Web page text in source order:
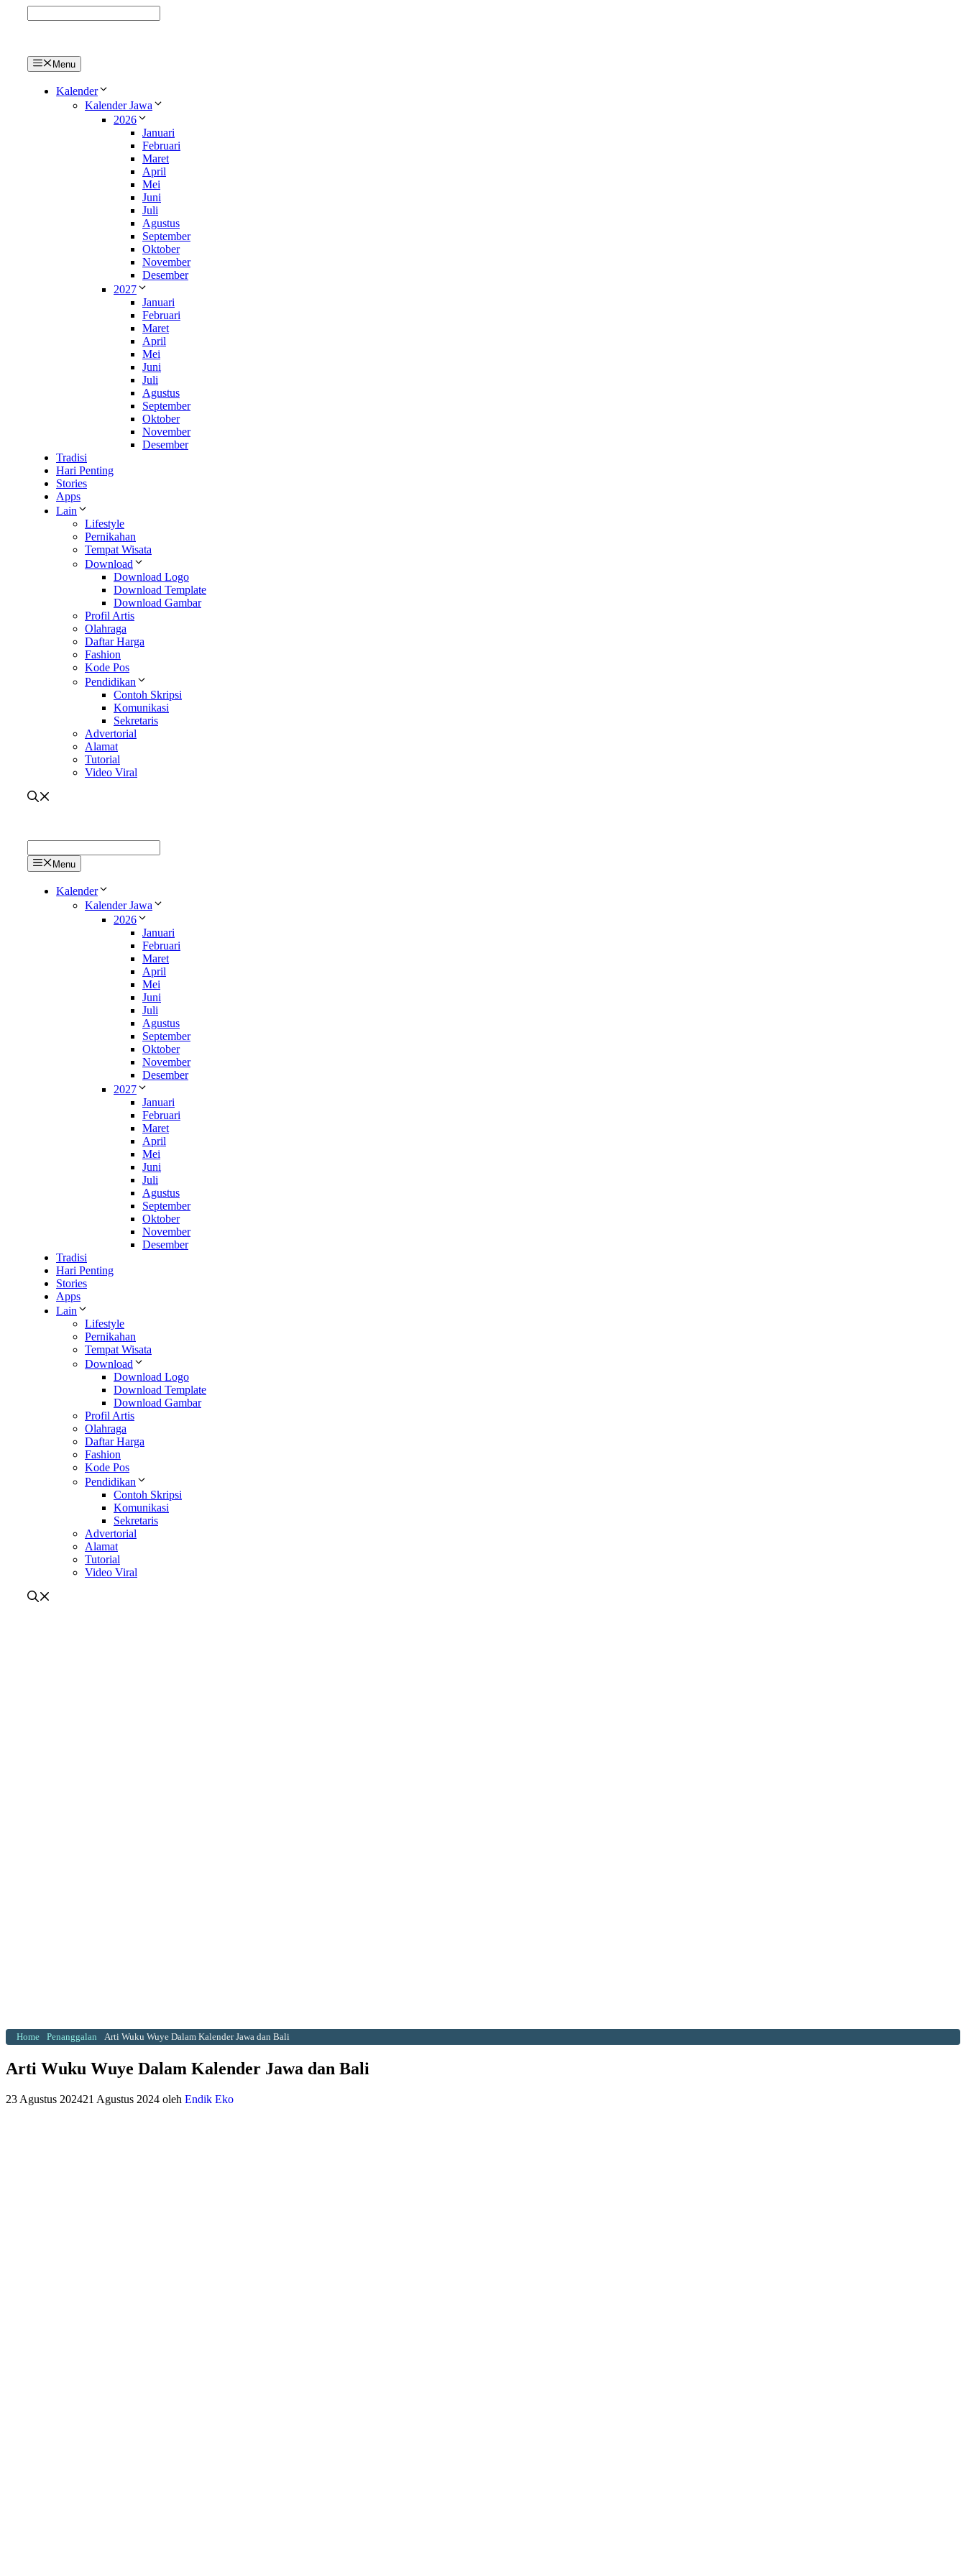
Menu
Kalender
Kalender Jawa
2026
Januari
Februari
Maret
April
Mei
Juni
Juli
Agustus
September
Oktober
November
Desember
2027
Januari
Februari
Maret
April
Mei
Juni
Juli
Agustus
September
Oktober
November
Desember
Tradisi
Hari Penting
Stories
Apps
Lain
Lifestyle
Pernikahan
Tempat Wisata
Download
Download Logo
Download Template
Download Gambar
Profil Artis
Olahraga
Daftar Harga
Fashion
Kode Pos
Pendidikan
Contoh Skripsi
Komunikasi
Sekretaris
Advertorial
Alamat
Tutorial
Video Viral
Menu
Kalender
Kalender Jawa
2026
Januari
Februari
Maret
April
Mei
Juni
Juli
Agustus
September
Oktober
November
Desember
2027
Januari
Februari
Maret
April
Mei
Juni
Juli
Agustus
September
Oktober
November
Desember
Tradisi
Hari Penting
Stories
Apps
Lain
Lifestyle
Pernikahan
Tempat Wisata
Download
Download Logo
Download Template
Download Gambar
Profil Artis
Olahraga
Daftar Harga
Fashion
Kode Pos
Pendidikan
Contoh Skripsi
Komunikasi
Sekretaris
Advertorial
Alamat
Tutorial
Video Viral
Home Penanggalan Arti Wuku Wuye Dalam Kalender Jawa dan Bali
Arti Wuku Wuye Dalam Kalender Jawa dan Bali
23 Agustus 202421 Agustus 2024 oleh Endik Eko